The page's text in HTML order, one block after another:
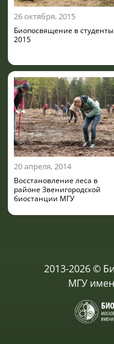
26 октября, 2015
Биопосвящение в студенты
2015
20 апреля, 2014
Восстановление леса в
районе Звенигородской
биостанции МГУ
2013-2026 ©
МГУ